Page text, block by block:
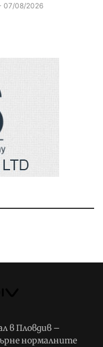
07/08/2026
в Пловдив –
нормалните